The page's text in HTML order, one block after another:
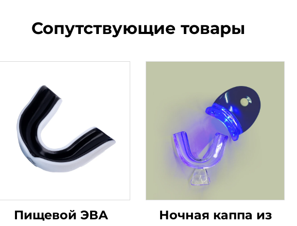
Сопутствующие товары
Пищевой ЭВА
Ночная каппа из